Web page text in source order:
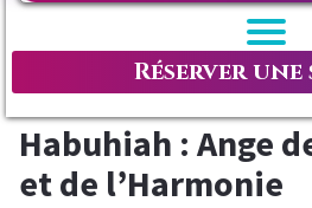
Réserver une
Habuhiah : Ange
et de l’Harmonie